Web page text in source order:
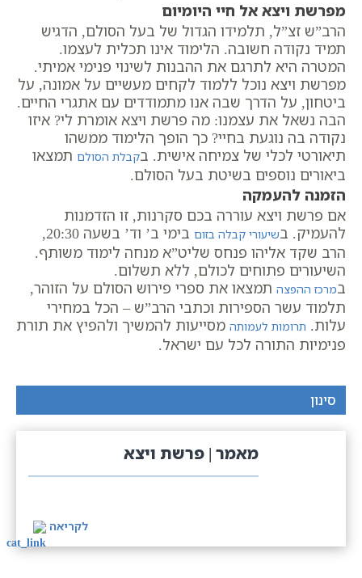
מפרשת ויצא אל חיי היומיום
הרב”ש זצ”ל, תלמידו הגדול של בעל הסולם, הדגיש
תמיד נקודה חשובה. הלימוד אינו תכלית לעצמו.
המטרה היא לתרגם את ההבנות לשינוי פנימי אמיתי.
מפרשת ויצא נוכל ללמוד לקחים מעשיים על אמונה, על
ביטחון, על הדרך שבה אנו מתמודדים עם אתגרי החיים.
הבה נשאל את עצמנו: מה פרשת ויצא אומרת לי? איזו
נקודה בה נוגעת בחיי? כך הופך הלימוד ממשהו
תיאורטי לכלי של צמיחה אישית. בקבלת הסולם תמצאו
ביאורים נוספים בשיטת בעל הסולם.
הזמנה להעמקה
אם פרשת ויצא עוררה בכם סקרנות, זו הזדמנות
להעמיק. בשיעורי קבלה בזום
בימי ב’ וד’ בשעה 20:30,
הרב שקד אליהו פנחס שליט”א מנחה לימוד משותף.
השיעורים פתוחים לכולם, ללא תשלום.
במרכז ההפצה תמצאו את ספרי פירוש הסולם על הזוהר,
תלמוד עשר הספירות וכתבי הרב”ש – הכל במחירי
עלות. תרומות לעמותה מסייעות להמשיך ולהפיץ את תורת
פנימיות התורה לכל עם ישראל.
מאמר | פרשת ויצא
לקריאה
סינון